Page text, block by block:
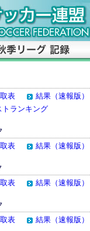
表
結果（速報版）
トランキング
表 結果（速報版）
表 結果（速報版）
表 結果（速報版）